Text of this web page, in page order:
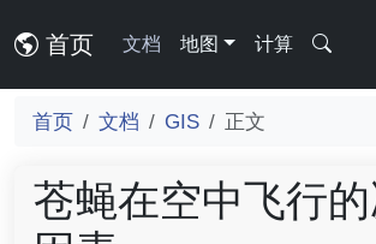
首页 文档 地图 计算
首页 文档 GIS 正文
苍蝇在空中飞行